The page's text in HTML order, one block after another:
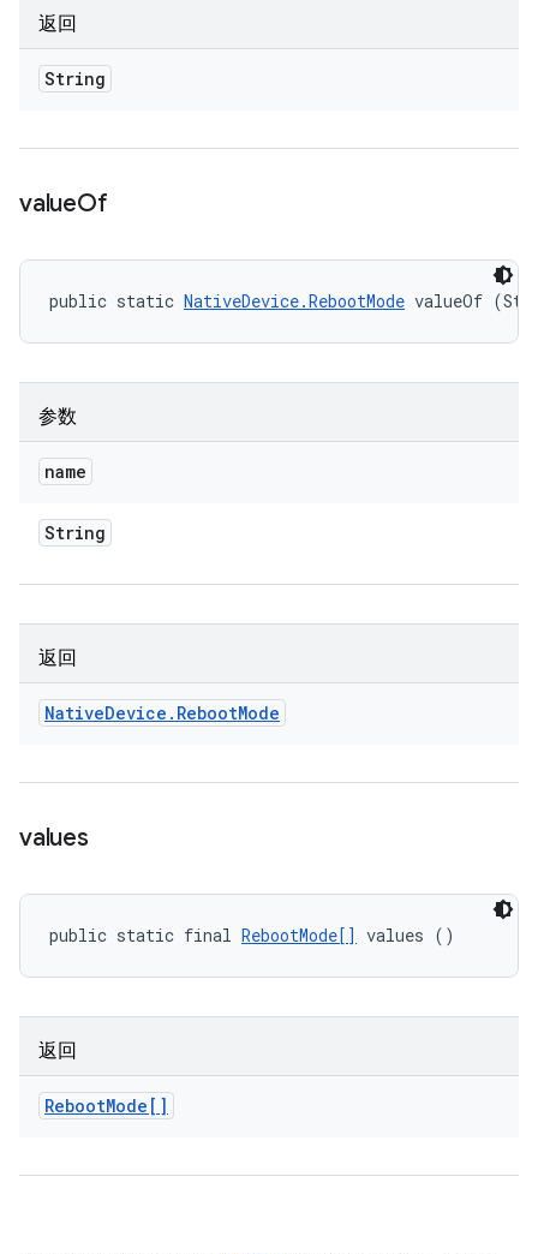
返回
String
valueOf
public static NativeDevice.RebootMode valueOf
参数
name
String
返回
NativeDevice . RebootMode
values
public static final RebootMode[] values ()
返回
RebootMode[]